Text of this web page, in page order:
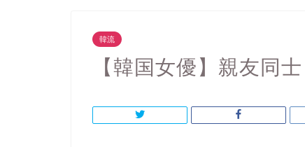
韓流
【韓国女優】親友同